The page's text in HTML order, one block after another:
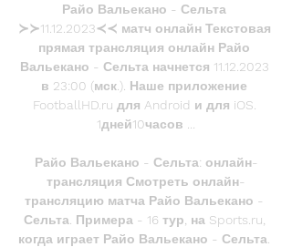
Райо Вальекано - Сельта
≻≻11.12.2023≺≺ матч онлайн Текстовая
прямая трансляция онлайн Райо
Вальекано - Сельта начнется 11.12.2023
в 23:00 (мск.). Наше приложение
FootballHD.ru для Android и для iOS.
1дней10часов ...
Райо Вальекано - Сельта: онлайн-
трансляция Смотреть онлайн-
трансляцию матча Райо Вальекано -
Сельта. Примера - 16 тур, на Sports.ru,
когда играет Райо Вальекано - Сельта.